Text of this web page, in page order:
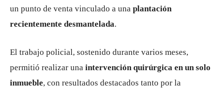
un punto de venta vinculado a una plantación
recientemente desmantelada.
El trabajo policial, sostenido durante varios meses,
permitió realizar una intervención quirúrgica en un solo
inmueble, con resultados destacados tanto por la